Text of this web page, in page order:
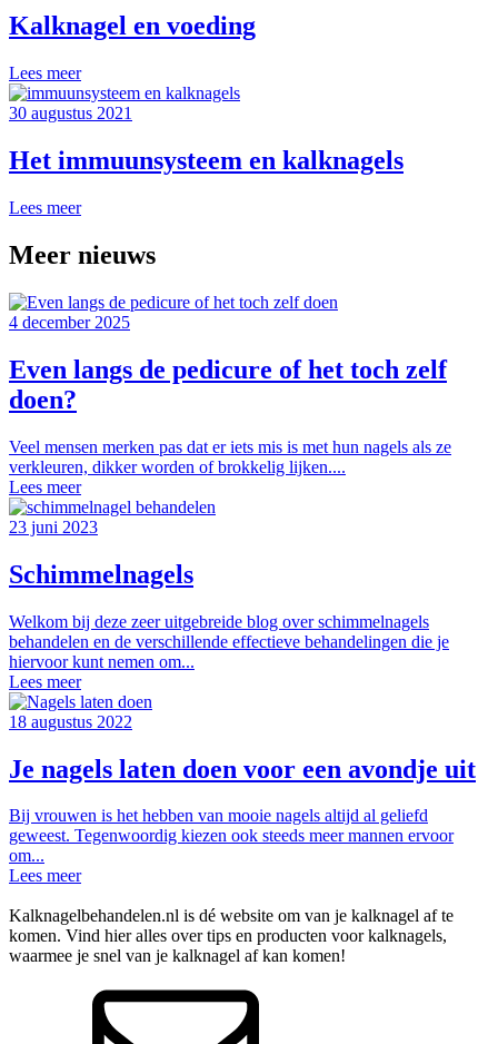
Kalknagel en voeding
Lees meer
30 augustus 2021
Het immuunsysteem en kalknagels
Lees meer
Meer nieuws
4 december 2025
Even langs de pedicure of het toch zelf
doen?
Veel mensen merken pas dat er iets mis is met hun nagels als ze
verkleuren, dikker worden of brokkelig lijken....
Lees meer
23 juni 2023
Schimmelnagels
Welkom bij deze zeer uitgebreide blog over schimmelnagels
behandelen en de verschillende effectieve behandelingen die je
hiervoor kunt nemen om...
Lees meer
18 augustus 2022
Je nagels laten doen voor een avondje uit
Bij vrouwen is het hebben van mooie nagels altijd al geliefd
geweest. Tegenwoordig kiezen ook steeds meer mannen ervoor
om...
Lees meer
Kalknagelbehandelen.nl is dé website om van je kalknagel af te
komen. Vind hier alles over tips en producten voor kalknagels,
waarmee je snel van je kalknagel af kan komen!